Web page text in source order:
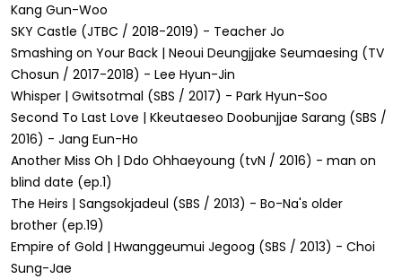
Kang Gun-Woo
SKY Castle (JTBC / 2018-2019) - Teacher Jo
Smashing on Your Back | Neoui Deungjjake Seumaesing (TV
Chosun / 2017-2018) - Lee Hyun-Jin
Whisper | Gwitsotmal (SBS / 2017) - Park Hyun-Soo
Second To Last Love | Kkeutaeseo Doobunjjae Sarang (SBS /
2016) - Jang Eun-Ho
Another Miss Oh | Ddo Ohhaeyoung (tvN / 2016) - man on
blind date (ep.1)
The Heirs | Sangsokjadeul (SBS / 2013) - Bo-Na's older
brother (ep.19)
Empire of Gold | Hwanggeumui Jegoog (SBS / 2013) - Choi
Sung-Jae